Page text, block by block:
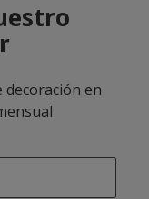
decoración en